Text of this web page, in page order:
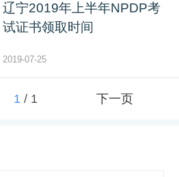
辽宁2019年上半年NPDP考
试证书领取时间
2019-07-25
1 / 1 下一页